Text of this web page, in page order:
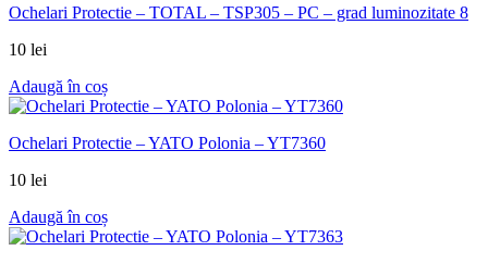
Ochelari Protectie – TOTAL – TSP305 – PC – grad luminozitate 8
10 lei
Adaugă în coș
Ochelari Protectie – YATO Polonia – YT7360
10 lei
Adaugă în coș